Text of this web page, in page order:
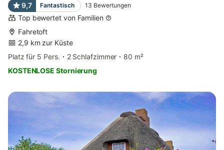
9,7 Fantastisch 13 Bewertungen
Top bewertet von Familien
Fahretoft
2,9 km zur Küste
Platz für 5 Pers.
2 Schlafzimmer
80 m²
KOSTENLOSE Stornierung